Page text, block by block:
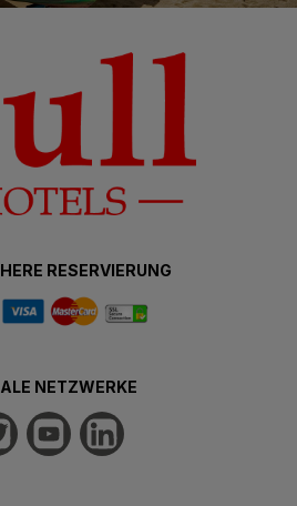
RESERVIERUNG
NETZWERKE